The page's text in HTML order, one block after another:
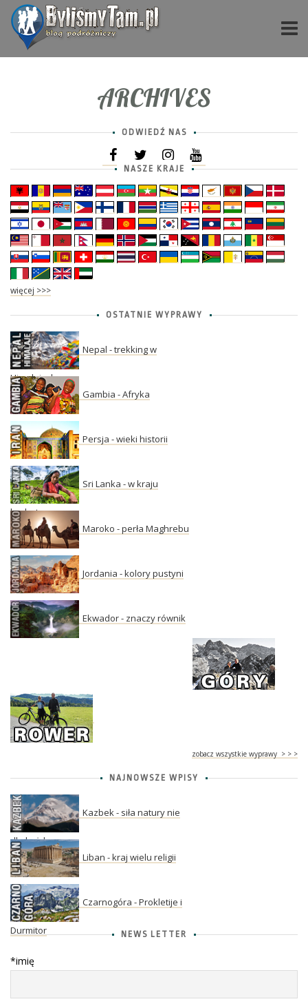
ARCHIVES
ODWIEDŹ NAS
NASZE KRAJE
więcej >>>
OSTATNIE WYPRAWY
Nepal - trekking w
Himalajach
Gambia - Afryka
Persja - wieki historii
Sri Lanka - w kraju
herbaty
Maroko - perła Maghrebu
Jordania - kolory pustyni
Ekwador - znaczy równik
zobacz wszystkie wyprawy > > >
NAJNOWSZE WPISY
Kazbek - siła natury nie
dla każdego
Liban - kraj wielu religii
Czarnogóra - Prokletije i
Durmitor NEWS LETTER
*imię